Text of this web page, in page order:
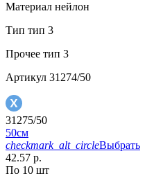
Материал нейлон
Тип тип 3
Прочее тип 3
Артикул 31274/50
31275/50
50см
checkmark_alt_circleВыбрать
42.57 р.
По 10 шт